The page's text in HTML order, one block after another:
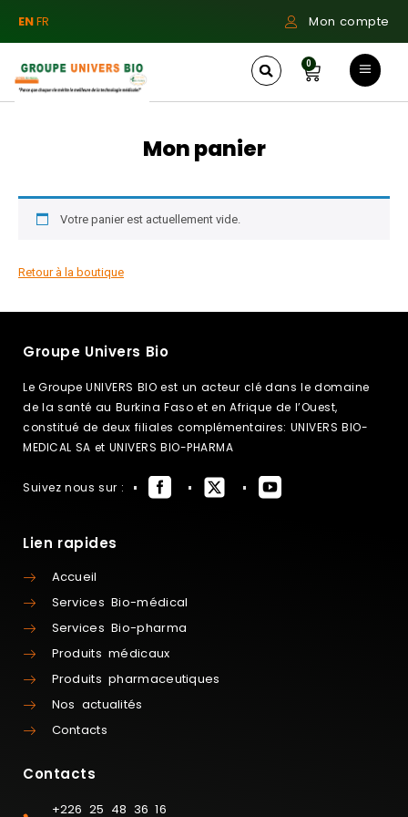
ENFR Mon compte
0
Mon panier
Votre panier est actuellement vide.
Retour à la boutique
Groupe Univers Bio
Le Groupe UNIVERS BIO est un acteur clé dans le domaine
de la santé au Burkina Faso et en Afrique de l’Ouest,
constitué de deux filiales complémentaires: UNIVERS BIO-
MEDICAL SA et UNIVERS BIO-PHARMA
Suivez nous sur :
Lien rapides
Accueil
Services Bio-médical
Services Bio-pharma
Produits médicaux
Produits pharmaceutiques
Nos actualités
Contacts
Contacts
+226 25 48 36 16